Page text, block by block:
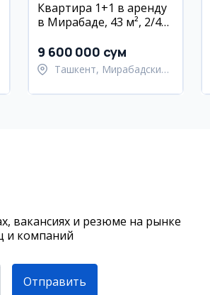
Квартира 1+1 в аренду
в Мирабаде, 43 м², 2/4
9 600 000 сум
Ташкент, Мирабадский
вакансиях и резюме на рынке
и компаний
Отправить